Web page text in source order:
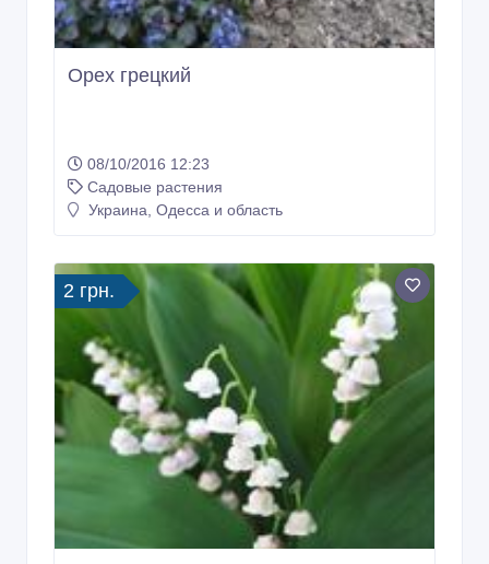
Орех грецкий
08/10/2016 12:23
Садовые растения
Украина, Одесса и область
2 грн.